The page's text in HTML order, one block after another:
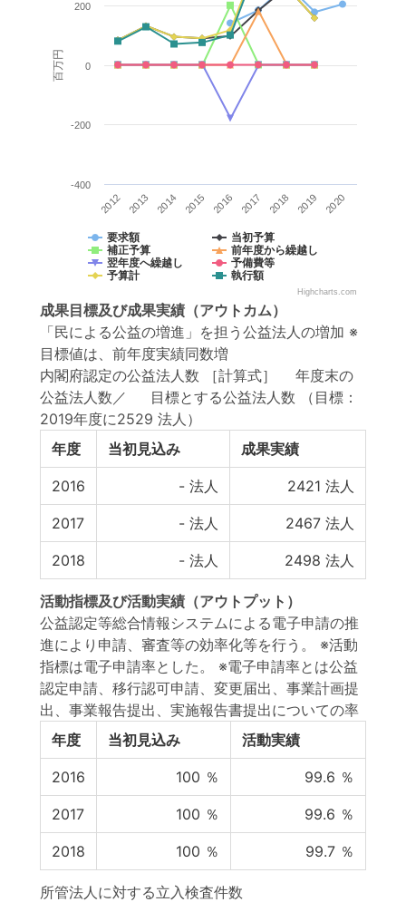
百万円
要求額
当初予算
補正予算
前年度から繰越し
翌年度へ繰越し
予備費等
予算計
執行額
2012 2013 2014 2015 2016 2017 2018 2019 2020
-400
-200
0
200
Highcharts.com
成果目標及び成果実績 （アウトカム）
「民による公益の増進」を担う公益法人の増加 ※
目標値は、前年度実績同数増
内閣府認定の公益法人数 ［計算式］ 年度末の
公益法人数／ 目標とする公益法人数
（目標：
2019年度に2529 法人）
年度
当初見込み 成果実績
2016 - 法人 2421 法人
2017 - 法人 2467 法人
2018 - 法人 2498 法人
活動指標及び活動実績 （アウトプット）
公益認定等総合情報システムによる電子申請の推
進により申請、審査等の効率化等を行う。 ※活動
指標は電子申請率とした。 ※電子申請率とは公益
認定申請、移行認可申請、変更届出、事業計画提
出、事業報告提出、実施報告書提出についての率
年度
当初見込み 活動実績
2016 100 ％ 99.6 ％
2017 100 ％ 99.6 ％
2018 100 ％ 99.7 ％
所管法人に対する立入検査件数